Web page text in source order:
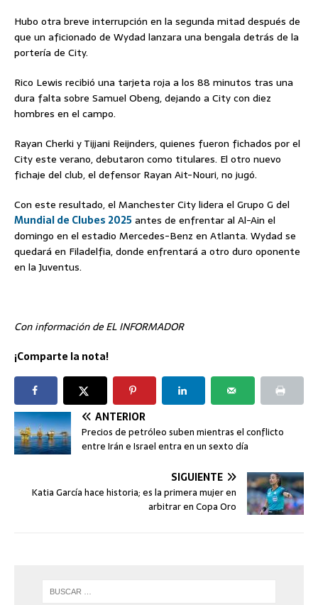
Hubo otra breve interrupción en la segunda mitad después de
que un aficionado de Wydad lanzara una bengala detrás de la
portería de City.
Rico Lewis recibió una tarjeta roja a los 88 minutos tras una
dura falta sobre Samuel Obeng, dejando a City con diez
hombres en el campo.
Rayan Cherki y Tijjani Reijnders, quienes fueron fichados por el
City este verano, debutaron como titulares. El otro nuevo
fichaje del club, el defensor Rayan Ait-Nouri, no jugó.
Con este resultado, el Manchester City lidera el Grupo G del
Mundial de Clubes 2025 antes de enfrentar al Al-Ain el
domingo en el estadio Mercedes-Benz en Atlanta. Wydad se
quedará en Filadelfia, donde enfrentará a otro duro oponente
en la Juventus.
Con información de EL INFORMADOR
¡Comparte la nota!
ANTERIOR
Precios de petróleo suben mientras el conflicto
entre Irán e Israel entra en un sexto día
SIGUIENTE
Katia García hace historia; es la primera mujer en
arbitrar en Copa Oro